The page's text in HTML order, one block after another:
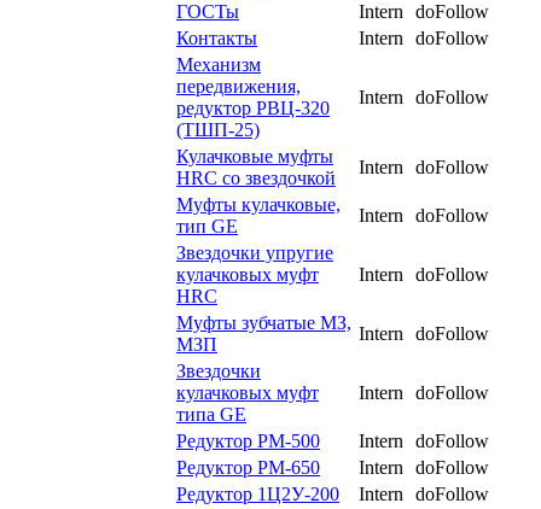
ГОСТы
Intern
doFollow
Контакты
Intern
doFollow
Механизм
передвижения,
редуктор РВЦ-320
(ТШП-25)
Intern doFollow
Кулачковые муфты
HRC со звездочкой
Intern
doFollow
Муфты кулачковые,
тип GE
Intern
doFollow
Звездочки упругие
кулачковых муфт
HRC
Intern doFollow
Муфты зубчатые МЗ,
МЗП
Intern
doFollow
Звездочки
кулачковых муфт
типа GE
Intern doFollow
Редуктор РМ-500 Intern
doFollow
Редуктор РМ-650
Intern
doFollow
Редуктор 1Ц2У-200
Intern
doFollow